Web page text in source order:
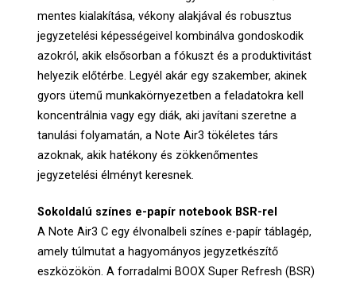
mentes kialakítása, vékony alakjával és robusztus
jegyzetelési képességeivel kombinálva gondoskodik
azokról, akik elsősorban a fókuszt és a produktivitást
helyezik előtérbe. Legyél akár egy szakember, akinek
gyors ütemű munkakörnyezetben a feladatokra kell
koncentrálnia vagy egy diák, aki javítani szeretne a
tanulási folyamatán, a Note Air3 tökéletes társ
azoknak, akik hatékony és zökkenőmentes
jegyzetelési élményt keresnek.
Sokoldalú színes e-papír notebook BSR-rel
A Note Air3 C egy élvonalbeli színes e-papír táblagép,
amely túlmutat a hagyományos jegyzetkészítő
eszközökön. A forradalmi BOOX Super Refresh (BSR)